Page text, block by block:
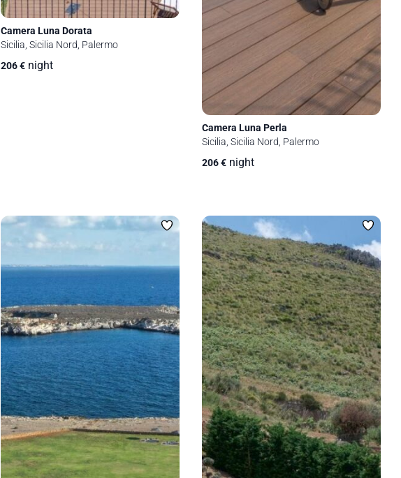
Camera Luna Dorata
Sicilia, Sicilia Nord, Palermo
206€ night
Camera Luna Perla
Sicilia, Sicilia Nord, Palermo
206€ night